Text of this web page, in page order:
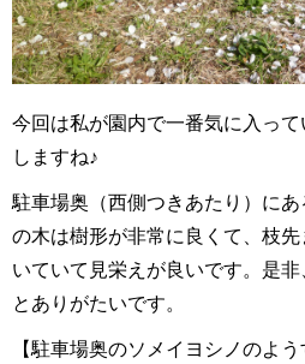
今回は私が園内で一番気に入っ
しますね♪
駐車場奥（西側つきあたり）に
の木は樹形が非常に良くて、枝
いていて見栄えが良いです。是
とありがたいです。
【駐車場奥のソメイヨシノのよ